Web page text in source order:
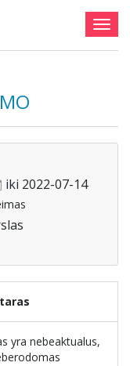
iki 2022-07-14
yra nebeaktualus,